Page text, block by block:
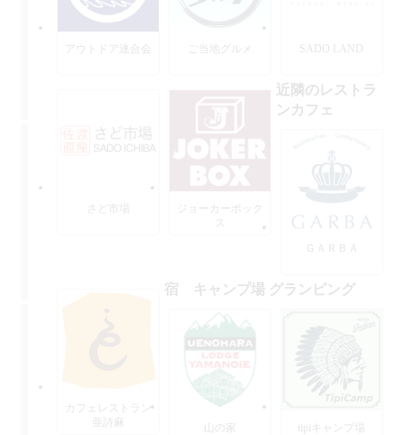
アウトドア連合会 ご当地グルメ SADO LAND
さど市場
ジョーカーボック
ス
近隣のレストラ
ンカフェ
ＧＡＲＢＡ
カフェレストラン
亜詩麻
宿 キャンプ場 グランピング
山の家 tipiキャンプ場